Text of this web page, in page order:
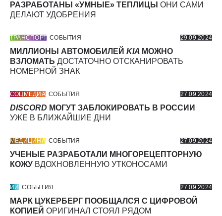
РАЗРАБОТАНЫ «УМНЫЕ» ТЕПЛИЦЫ ОНИ САМИ
ДЕЛАЮТ УДОБРЕНИЯ
ТРАНСПОРТ СОБЫТИЯ 29.09.2024
МИЛЛИОНЫ АВТОМОБИЛЕЙ KIA МОЖНО
ВЗЛОМАТЬ ДОСТАТОЧНО ОТСКАНИРОВАТЬ
НОМЕРНОЙ ЗНАК
СОЦМЕДИА СОБЫТИЯ 27.09.2024
DISCORD МОГУТ ЗАБЛОКИРОВАТЬ В РОССИИ
УЖЕ В БЛИЖАЙШИЕ ДНИ
МЕДИЦИНА СОБЫТИЯ 27.09.2024
УЧЕНЫЕ РАЗРАБОТАЛИ МНОГОРЕЦЕПТОРНУЮ
КОЖУ ВДОХНОВЛЕННУЮ УТКОНОСАМИ
ИИ СОБЫТИЯ 27.09.2024
МАРК ЦУКЕРБЕРГ ПООБЩАЛСЯ С ЦИФРОВОЙ
КОПИЕЙ ОРИГИНАЛ СТОЯЛ РЯДОМ